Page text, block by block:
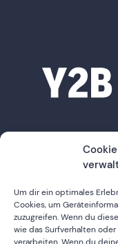
Um dir ein optimales
Cookies, um
zuzugreifen. Wenn du
wie das Surfverhalten